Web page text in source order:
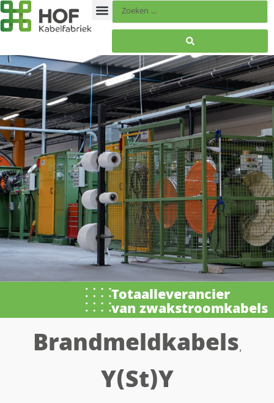
Totaalleverancier
van zwakstroomkabels
Brandmeldkabels,
Y(St)Y